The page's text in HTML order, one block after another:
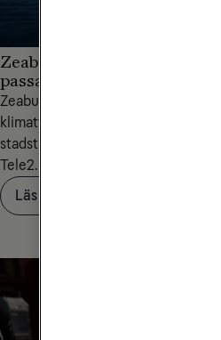
Zeabuz - världens första
passagerarfärja
Zeabuz och deras eldrivna,
klimatvänliga, kostnadseffektiva
stadstransporter – och bakom
Tele2.
Läs om Zeabuz